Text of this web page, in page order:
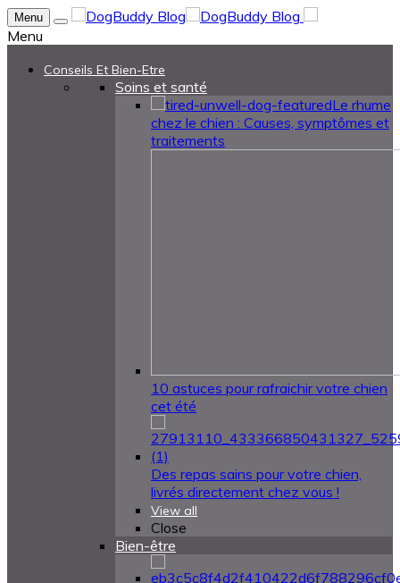
Menu
Menu
Conseils Et Bien-Etre
Soins et santé
Le rhume
chez le chien : Causes, symptômes et
traitements
10 astuces pour rafraichir votre chien
cet été
Des repas sains pour votre chien,
livrés directement chez vous !
View all
Close
Bien-être